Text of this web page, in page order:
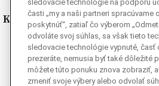
Kde nás nájdete
Facebook
Instagram
Ganjing
sledovacie technológie na podporu
časti „my a naši partneri spracúvame
poskytnúť“, zatiaľ čo výberom
odvoláte svoj súhlas, sa však tieto
sledovacie technológie vypnuté, časť
prezeráte, nemusia byť také dôležité
môžete túto ponuku znova zobraziť,
zmeniť svoje výbery alebo odvolať